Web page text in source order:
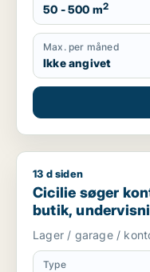
50 - 500 m2
Max. per måned
Ikke angivet
Cicilie søger kontor,
13 d siden
Cicilie søger
butik,
erhvervsgrund,
garage til leje i
Nordsjælland
Lager / garage /
Type